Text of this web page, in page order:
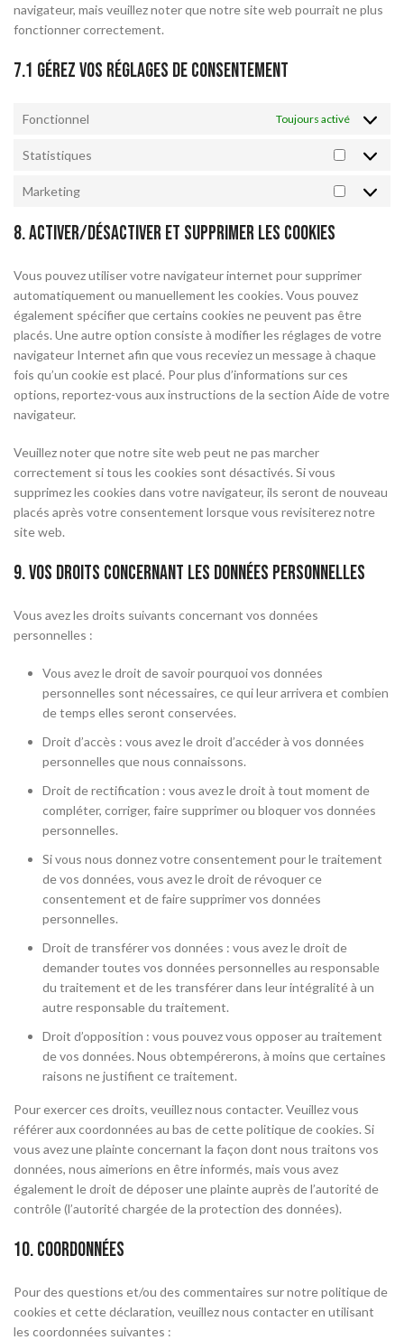
navigateur, mais veuillez noter que notre site web pourrait ne plus
fonctionner correctement.
7.1 Gérez vos réglages de consentement
Fonctionnel Toujours activé
Statistiques
Marketing
8. Activer/désactiver et supprimer les cookies
Vous pouvez utiliser votre navigateur internet pour supprimer
automatiquement ou manuellement les cookies. Vous pouvez
également spécifier que certains cookies ne peuvent pas être
placés. Une autre option consiste à modifier les réglages de votre
navigateur Internet afin que vous receviez un message à chaque
fois qu’un cookie est placé. Pour plus d’informations sur ces
options, reportez-vous aux instructions de la section Aide de votre
navigateur.
Veuillez noter que notre site web peut ne pas marcher
correctement si tous les cookies sont désactivés. Si vous
supprimez les cookies dans votre navigateur, ils seront de nouveau
placés après votre consentement lorsque vous revisiterez notre
site web.
9. Vos droits concernant les données personnelles
Vous avez les droits suivants concernant vos données
personnelles :
Vous avez le droit de savoir pourquoi vos données
personnelles sont nécessaires, ce qui leur arrivera et combien
de temps elles seront conservées.
Droit d’accès : vous avez le droit d’accéder à vos données
personnelles que nous connaissons.
Droit de rectification : vous avez le droit à tout moment de
compléter, corriger, faire supprimer ou bloquer vos données
personnelles.
Si vous nous donnez votre consentement pour le traitement
de vos données, vous avez le droit de révoquer ce
consentement et de faire supprimer vos données
personnelles.
Droit de transférer vos données : vous avez le droit de
demander toutes vos données personnelles au responsable
du traitement et de les transférer dans leur intégralité à un
autre responsable du traitement.
Droit d’opposition : vous pouvez vous opposer au traitement
de vos données. Nous obtempérerons, à moins que certaines
raisons ne justifient ce traitement.
Pour exercer ces droits, veuillez nous contacter. Veuillez vous
référer aux coordonnées au bas de cette politique de cookies. Si
vous avez une plainte concernant la façon dont nous traitons vos
données, nous aimerions en être informés, mais vous avez
également le droit de déposer une plainte auprès de l’autorité de
contrôle (l’autorité chargée de la protection des données).
10. Coordonnées
Pour des questions et/ou des commentaires sur notre politique de
cookies et cette déclaration, veuillez nous contacter en utilisant
les coordonnées suivantes :